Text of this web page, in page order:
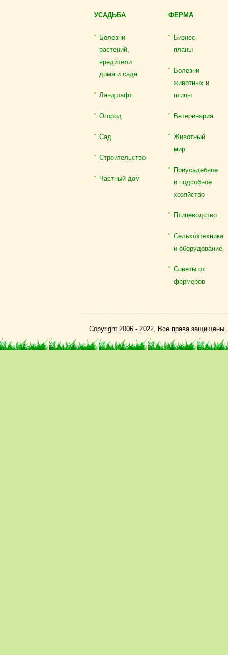
УСАДЬБА
Болезни
растений,
вредители
дома и сада
Ландшафт
Огород
Сад
Строительство
Частный дом
ФЕРМА
Бизнес-
планы
Болезни
животных и
птицы
Ветеринария
Животный
мир
Приусадебное
и подсобное
хозяйство
Птицеводство
Сельхозтехника
и оборудование
Советы от
фермеров
Copyright 2006 - 2022, Все права защищены.